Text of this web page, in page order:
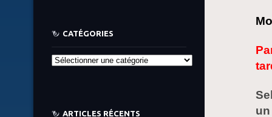
CATÉGORIES
Catégories
ARTICLES RÉCENTS